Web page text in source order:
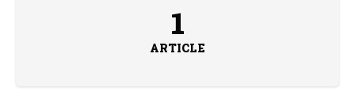
1
ARTICLE